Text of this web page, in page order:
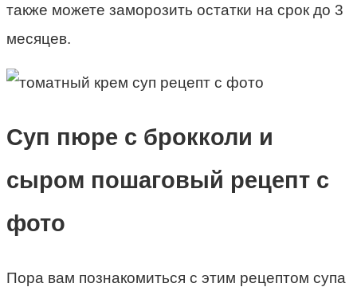
также можете заморозить остатки на срок до 3
месяцев.
Суп пюре с брокколи и
сыром пошаговый рецепт с
фото
Пора вам познакомиться с этим рецептом супа